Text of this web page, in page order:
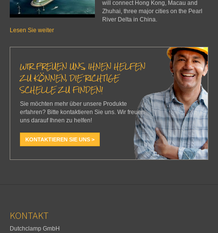
will connect Hong Kong, Macau and
Zhuhai, three major cities on the Pearl
River Delta in China.
Lesen Sie weiter
WIR FREUEN UNS, IHNEN HELFEN
ZU KÖNNEN, DIE RICHTIGE
SCHELLE ZU FINDEN!
Sie möchten mehr über unsere Produkte
erfahren? Bitte kontaktieren Sie uns. Wir freuen
uns darauf Ihnen zu helfen!
KONTAKTIEREN SIE UNS >
KONTAKT
Dutchclamp GmbH